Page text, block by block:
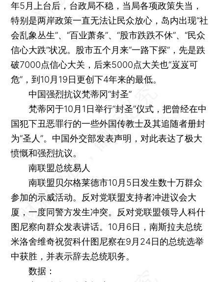
年5月上台后，台政局不稳，当局各项政策失当，
特别是两岸政策一直无法让民众放心，岛内出现“社
会乱象丛生”、“百业萧条”、“股市跌跌不休”、“民众
信心大跌”状况。股市五个月来“一路下探”，先是跌
破7000点信心大关，后来5000点大关也“岌岌可
危”，到10月19日更创下4年来的最低。
中国强烈抗议梵蒂冈“封圣”
梵蒂冈于10月1日举行“封圣”仪式，把曾经在中
国犯下丑恶罪行的一些外国传教士及其追随者册封
为“圣人”。中国外交部发表声明，对此表达了极大
愤慨和强烈抗议。
南联盟总统易人
南联盟贝尔格莱德市10月5日发生数十万群众
参加的示威活动。反对党联盟支持者冲进议会大
厦，一度同警方发生冲突。反对党联盟领导人科什
图尼察向群众发表讲话。10月6日，南斯拉夫总统
米洛舍维奇祝贺科什图尼察在9月24日的总统选举
中获胜，并表示辞去总统职务。
数据：